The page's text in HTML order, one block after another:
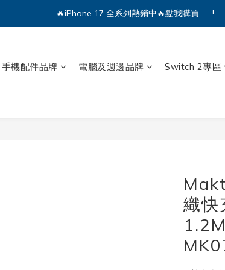
🔥iPhone 17 全系列熱銷中🔥點我購買 — !
💕加入Q哥 Line 新好友領優惠券！🎫
手機配件品牌 電腦及週邊品牌 Switch 2專區
織